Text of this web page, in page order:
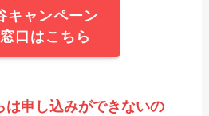
キャンペーン
口はこちら
申し込みができないの